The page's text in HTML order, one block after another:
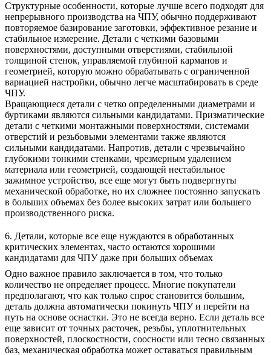
Структурные особенности, которые лучше всего подходят для
непрерывного производства на ЧПУ, обычно поддерживают
повторяемое базирование заготовки, эффективное резание и
стабильное измерение. Детали с четкими базовыми
поверхностями, доступными отверстиями, стабильной
толщиной стенок, управляемой глубиной карманов и
геометрией, которую можно обрабатывать с ограниченной
вариацией настройки, обычно легче масштабировать в среде
ЧПУ.
Вращающиеся детали с четко определенными диаметрами и
буртиками являются сильными кандидатами. Призматические
детали с четкими монтажными поверхностями, системами
отверстий и резьбовыми элементами также являются
сильными кандидатами. Напротив, детали с чрезвычайно
глубокими тонкими стенками, чрезмерным удалением
материала или геометрией, создающей нестабильное
зажимное устройство, все еще могут быть подвергнуты
механической обработке, но их сложнее постоянно запускать
в больших объемах без более высоких затрат или большего
производственного риска.
6. Детали, которые все еще нуждаются в обработанных
критических элементах, часто остаются хорошими
кандидатами для ЧПУ даже при больших объемах
Одно важное правило заключается в том, что только
количество не определяет процесс. Многие покупатели
предполагают, что как только спрос становится большим,
деталь должна автоматически покинуть ЧПУ и перейти на
путь на основе оснастки. Это не всегда верно. Если деталь все
еще зависит от точных расточек, резьбы, уплотнительных
поверхностей, плоскостности, соосности или тесно связанных
баз, механическая обработка может оставаться правильным